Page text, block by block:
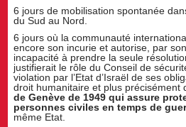
6 jours de mobilisation spontanée
du Sud au Nord.
6 jours où la communauté
encore son incurie et autorise, par
incapacité à prendre la seule
justifierait le rôle du Conseil de
violation par l’Etat d’Israël de ses
droit humanitaire et plus précisément
de Genève de 1949 qui assure
personnes civiles en temps de
même Etat.